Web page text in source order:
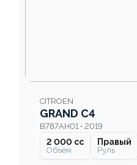
CITROEN
GRAND C4
B787AH01 • 2019
2 000 cc
Объем
Правый
Руль